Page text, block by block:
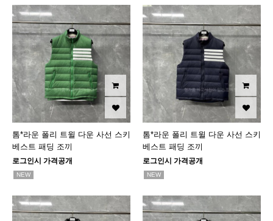
톰*라운 폴리 트윌 다운 사선 스키
베스트 패딩 조끼
로그인시 가격공개
NEW
톰*라운 폴리 트윌 다운 사선 스키
베스트 패딩 조끼
로그인시 가격공개
NEW